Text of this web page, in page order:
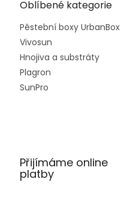
Oblíbené kategorie
Pěstební boxy UrbanBox
Vivosun
Hnojiva a substráty
Plagron
SunPro
Přijímáme online
platby